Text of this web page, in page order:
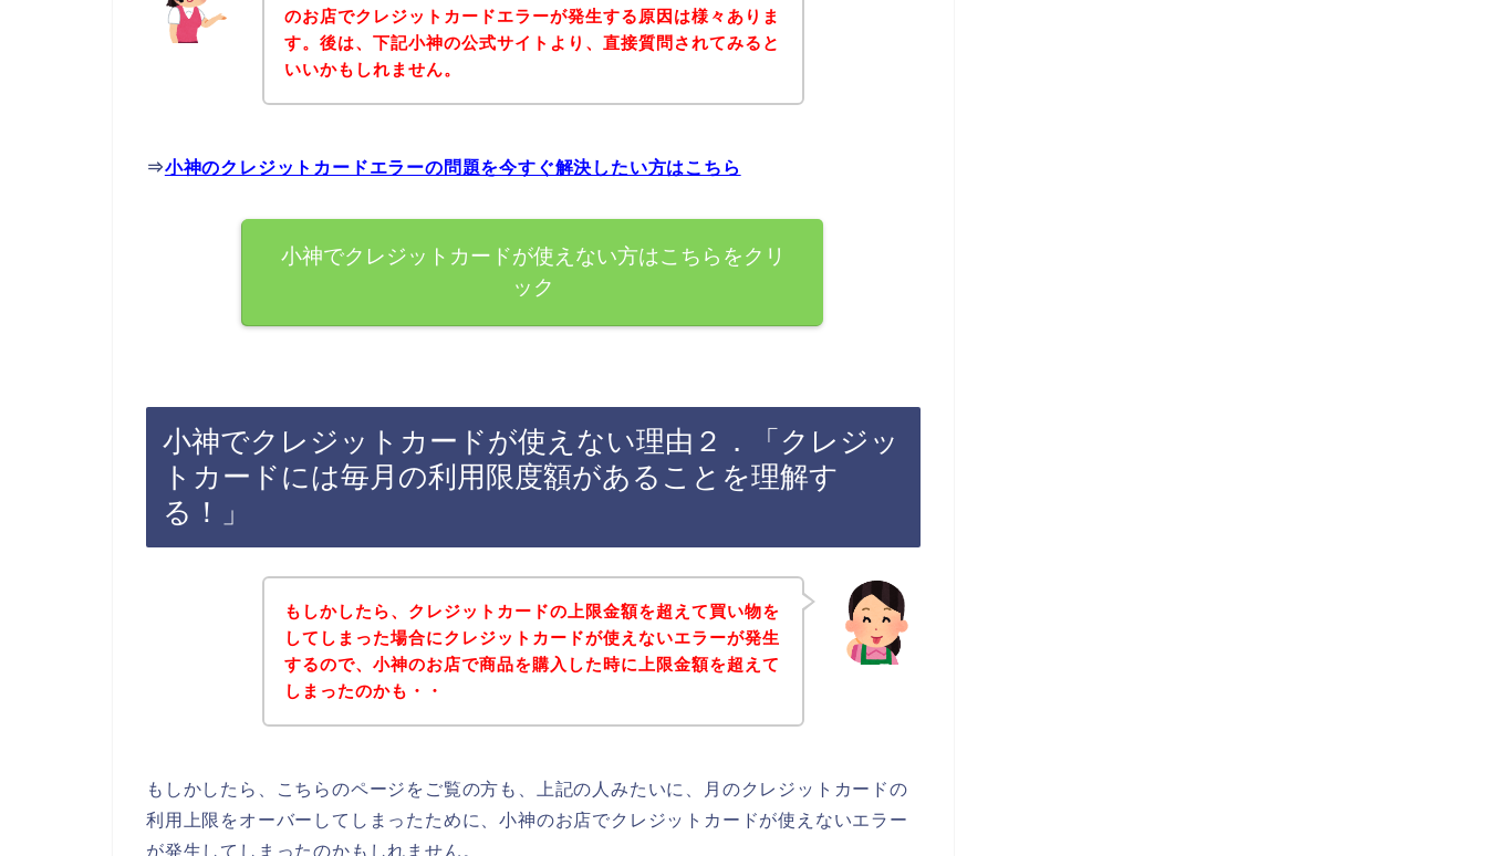
のお店でクレジットカードエラーが発生する原因は様々ありま
す。後は、下記小神の公式サイトより、直接質問されてみると
いいかもしれません。
⇒小神のクレジットカードエラーの問題を今すぐ解決したい方はこちら
小神でクレジットカードが使えない方はこちらをクリ
ック
小神でクレジットカードが使えない理由２．「クレジッ
トカードには毎月の利用限度額があることを理解す
る！」
もしかしたら、クレジットカードの上限金額を超えて買い物を
してしまった場合にクレジットカードが使えないエラーが発生
するので、小神のお店で商品を購入した時に上限金額を超えて
しまったのかも・・
もしかしたら、こちらのページをご覧の方も、上記の人みたいに、月のクレジットカードの
利用上限をオーバーしてしまったために、小神のお店でクレジットカードが使えないエラー
が発生してしまったのかもしれません。